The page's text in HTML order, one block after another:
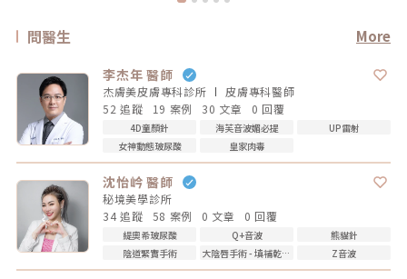
問醫生 More
李杰年 醫師
杰膚美皮膚專科診所 皮膚專科醫師
52 追蹤
19 案例 30 文章 0 回覆
4D童顏針 海芙音波媚必提
UP雷射
女神動態玻尿酸
皇家肉毒
沈怡岒 醫師
秘境美學診所
34 追蹤
58 案例 0 文章 0 回覆
緹奧希玻尿酸 Q+音波
熊貓針
陰道緊實手術
大陰唇手術 - 填補乾扁皺摺 Z音波